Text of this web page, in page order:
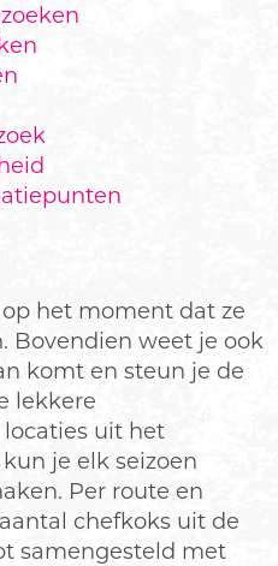
MET
het moment dat ze
Bovendien weet je ook
komt en steun je de
lekkere
uit het
je elk seizoen
Per route en
chefkoks uit de
samengesteld met